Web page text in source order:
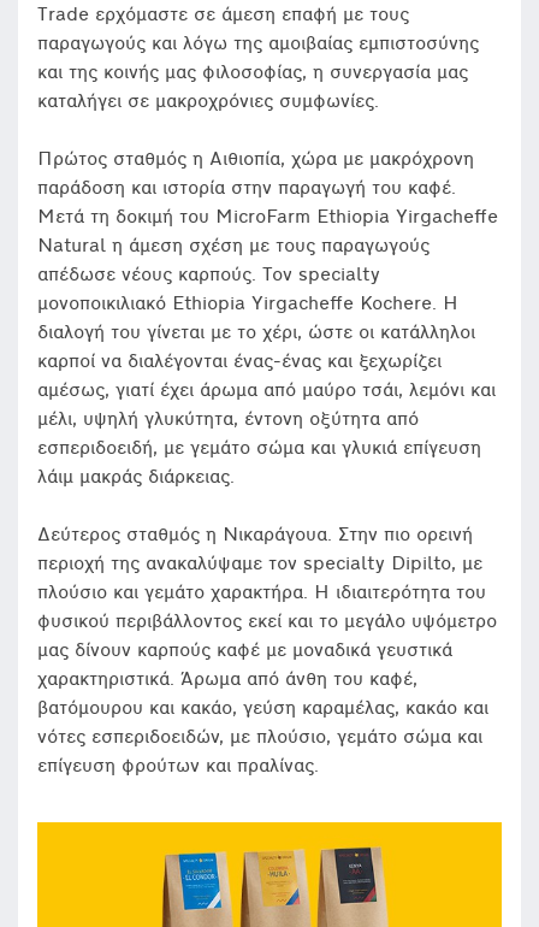
Trade ερχόμαστε σε άμεση επαφή με τους
παραγωγούς και λόγω της αμοιβαίας εμπιστοσύνης
και της κοινής μας φιλοσοφίας, η συνεργασία μας
καταλήγει σε μακροχρόνιες συμφωνίες.
Πρώτος σταθμός η Αιθιοπία, χώρα με μακρόχρονη
παράδοση και ιστορία στην παραγωγή του καφέ.
Μετά τη δοκιμή του MicroFarm Ethiopia Yirgacheffe
Natural η άμεση σχέση με τους παραγωγούς
απέδωσε νέους καρπούς. Τον specialty
μονοποικιλιακό Ethiopia Yirgacheffe Kochere. Η
διαλογή του γίνεται με το χέρι, ώστε οι κατάλληλοι
καρποί να διαλέγονται ένας-ένας και ξεχωρίζει
αμέσως, γιατί έχει άρωμα από μαύρο τσάι, λεμόνι και
μέλι, υψηλή γλυκύτητα, έντονη οξύτητα από
εσπεριδοειδή, με γεμάτο σώμα και γλυκιά επίγευση
λάιμ μακράς διάρκειας.
Δεύτερος σταθμός η Νικαράγουα. Στην πιο ορεινή
περιοχή της ανακαλύψαμε τον specialty Dipilto, με
πλούσιο και γεμάτο χαρακτήρα. Η ιδιαιτερότητα του
φυσικού περιβάλλοντος εκεί και το μεγάλο υψόμετρο
μας δίνουν καρπούς καφέ με μοναδικά γευστικά
χαρακτηριστικά. Άρωμα από άνθη του καφέ,
βατόμουρου και κακάο, γεύση καραμέλας, κακάο και
νότες εσπεριδοειδών, με πλούσιο, γεμάτο σώμα και
επίγευση φρούτων και πραλίνας.